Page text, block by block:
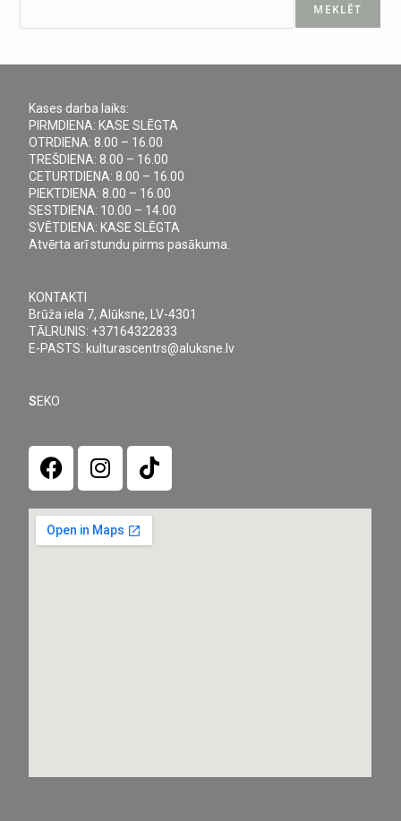
MEKLĒT
Kases darba laiks:
PIRMDIENA: KASE SLĒGTA
OTRDIENA: 8.00 – 16.00
TREŠDIENA: 8.00 – 16.00
CETURTDIENA: 8.00 – 16.00
PIEKTDIENA: 8.00 – 16.00
SESTDIENA: 10.00 – 14.00
SVĒTDIENA: KASE SLĒGTA
Atvērta arī stundu pirms pasākuma.
KONTAKTI
Brūža iela 7, Alūksne, LV-4301
TĀLRUNIS: +37164322833
E-PASTS: kulturascentrs@aluksne.lv
SEKO